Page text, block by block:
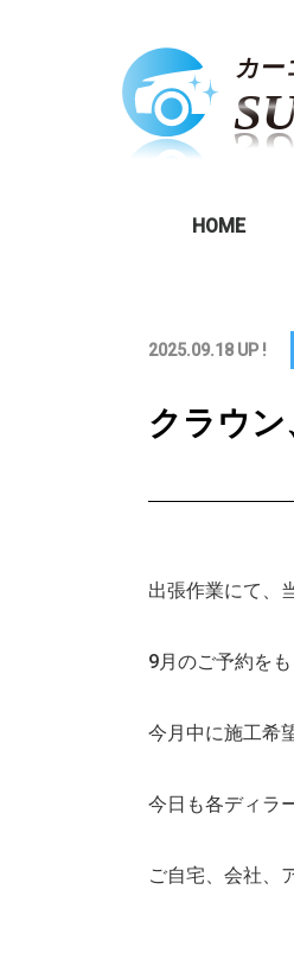
HOME
2025.09.18 UP !
クラウ
出張作業にて、
9月のご予約を
今月中に施工希
今日も各ディラ
ご自宅、会社、